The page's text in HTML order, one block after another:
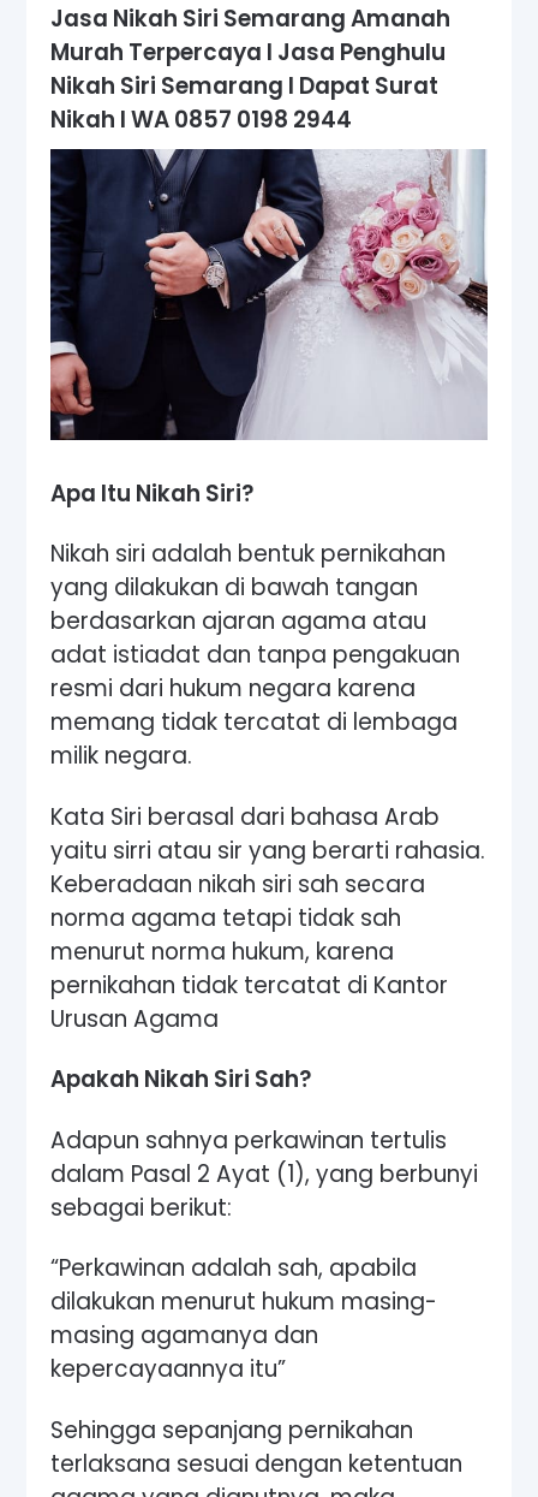
Jasa Nikah Siri Semarang Amanah
Murah Terpercaya I Jasa Penghulu
Nikah Siri Semarang I Dapat Surat
Nikah I WA 0857 0198 2944
Apa Itu Nikah Siri?
Nikah siri adalah bentuk pernikahan
yang dilakukan di bawah tangan
berdasarkan ajaran agama atau
adat istiadat dan tanpa pengakuan
resmi dari hukum negara karena
memang tidak tercatat di lembaga
milik negara.
Kata Siri berasal dari bahasa Arab
yaitu sirri atau sir yang berarti rahasia.
Keberadaan nikah siri sah secara
norma agama tetapi tidak sah
menurut norma hukum, karena
pernikahan tidak tercatat di Kantor
Urusan Agama
Apakah Nikah Siri Sah?
Adapun sahnya perkawinan tertulis
dalam Pasal 2 Ayat (1), yang berbunyi
sebagai berikut:
“Perkawinan adalah sah, apabila
dilakukan menurut hukum masing-
masing agamanya dan
kepercayaannya itu”
Sehingga sepanjang pernikahan
terlaksana sesuai dengan ketentuan